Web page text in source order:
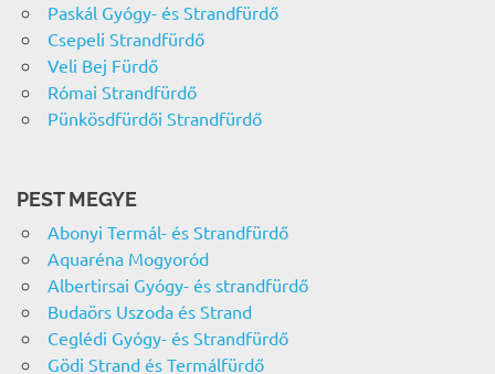
Paskál Gyógy- és Strandfürdő
Csepeli Strandfürdő
Veli Bej Fürdő
Római Strandfürdő
Pünkösdfürdői Strandfürdő
PEST MEGYE
Abonyi Termál- és Strandfürdő
Aquaréna Mogyoród
Albertirsai Gyógy- és strandfürdő
Budaörs Uszoda és Strand
Ceglédi Gyógy- és Strandfürdő
Gödi Strand és Termálfürdő